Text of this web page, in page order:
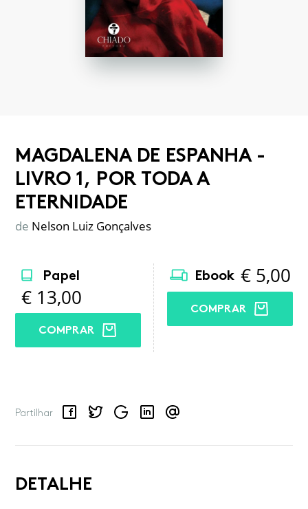
MAGDALENA DE ESPANHA -
LIVRO 1, POR TODA A
ETERNIDADE
de Nelson Luiz Gonçalves
Papel
€ 13,00
COMPRAR
Ebook € 5,00
COMPRAR
Partilhar
FacebookTwitterGoogle LinkedInEmail
DETALHE